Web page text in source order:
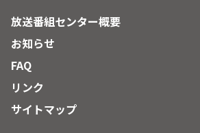
放送番組センター概要
お知らせ
FAQ
リンク
サイトマップ